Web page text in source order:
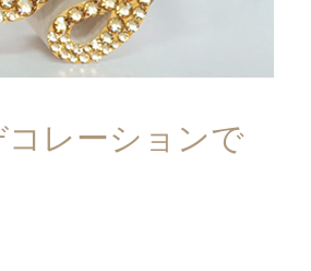
レーションで